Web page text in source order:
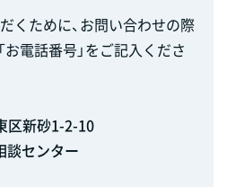
くために、お問い合わせの際
「お電話番号」をご記入くださ
区新砂1-2-10
談センター